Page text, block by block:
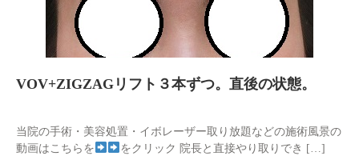
VOV+ZIGZAGリフト３本ずつ。直後の状態。
当院の手術・美容処置・イボレーザー取り放題などの施術風景の
動画はこちらを
をクリック 院長と直接やり取りでき […]